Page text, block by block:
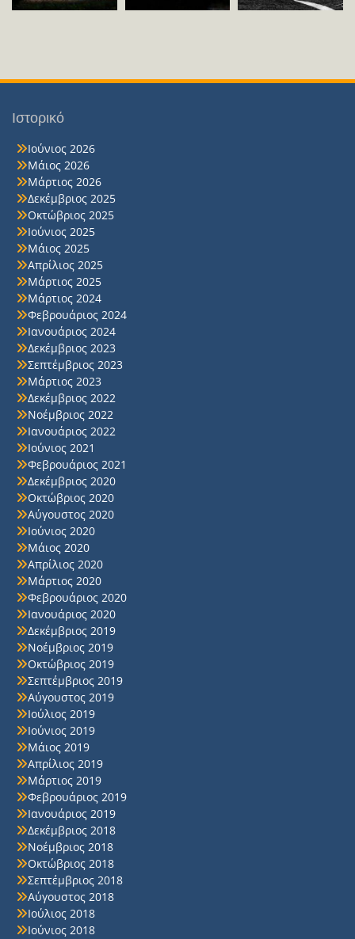
Ιστορικό
Ιούνιος 2026
Μάιος 2026
Μάρτιος 2026
Δεκέμβριος 2025
Οκτώβριος 2025
Ιούνιος 2025
Μάιος 2025
Απρίλιος 2025
Μάρτιος 2025
Μάρτιος 2024
Φεβρουάριος 2024
Ιανουάριος 2024
Δεκέμβριος 2023
Σεπτέμβριος 2023
Μάρτιος 2023
Δεκέμβριος 2022
Νοέμβριος 2022
Ιανουάριος 2022
Ιούνιος 2021
Φεβρουάριος 2021
Δεκέμβριος 2020
Οκτώβριος 2020
Αύγουστος 2020
Ιούνιος 2020
Μάιος 2020
Απρίλιος 2020
Μάρτιος 2020
Φεβρουάριος 2020
Ιανουάριος 2020
Δεκέμβριος 2019
Νοέμβριος 2019
Οκτώβριος 2019
Σεπτέμβριος 2019
Αύγουστος 2019
Ιούλιος 2019
Ιούνιος 2019
Μάιος 2019
Απρίλιος 2019
Μάρτιος 2019
Φεβρουάριος 2019
Ιανουάριος 2019
Δεκέμβριος 2018
Νοέμβριος 2018
Οκτώβριος 2018
Σεπτέμβριος 2018
Αύγουστος 2018
Ιούλιος 2018
Ιούνιος 2018